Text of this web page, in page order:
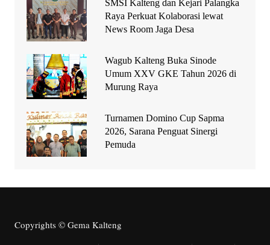
SMSI Kalteng dan Kejari Palangka
Raya Perkuat Kolaborasi lewat
News Room Jaga Desa
Wagub Kalteng Buka Sinode
Umum XXV GKE Tahun 2026 di
Murung Raya
Turnamen Domino Cup Sapma
2026, Sarana Penguat Sinergi
Pemuda
Copyrights © Gema Kalteng